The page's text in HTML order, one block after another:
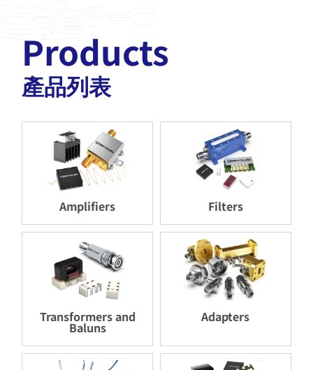
Products
產品列表
Amplifiers Filters
Transformers and
Baluns
Adapters